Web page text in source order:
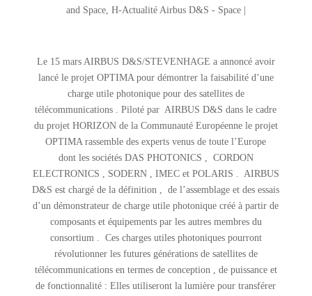
and Space, H-Actualité Airbus D&S - Space|
Le 15 mars AIRBUS D&S/STEVENHAGE a annoncé avoir
lancé le projet OPTIMA pour démontrer la faisabilité d’une
charge utile photonique pour des satellites de
télécommunications . Piloté par AIRBUS D&S dans le cadre
du projet HORIZON de la Communauté Européenne le projet
OPTIMA rassemble des experts venus de toute l’Europe
dont les sociétés DAS PHOTONICS , CORDON
ELECTRONICS , SODERN , IMEC et POLARIS . AIRBUS
D&S est chargé de la définition , de l’assemblage et des essais
d’un démonstrateur de charge utile photonique créé à partir de
composants et équipements par les autres membres du
consortium . Ces charges utiles photoniques pourront
révolutionner les futures générations de satellites de
télécommunications en termes de conception , de puissance et
de fonctionnalité : Elles utiliseront la lumière pour transférer